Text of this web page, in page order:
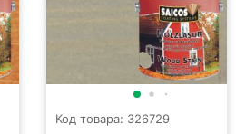
Код товара: 326729